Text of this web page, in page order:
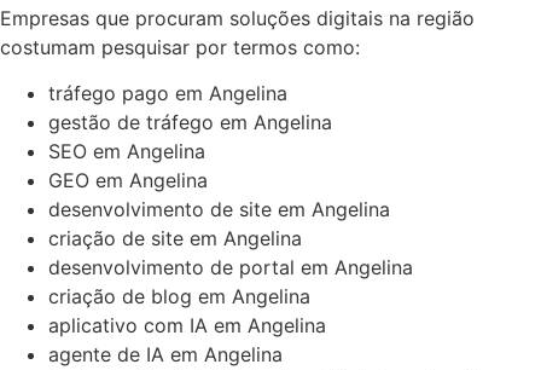
Empresas que procuram soluções digitais na região
costumam pesquisar por termos como:
tráfego pago em Angelina
gestão de tráfego em Angelina
SEO em Angelina
GEO em Angelina
desenvolvimento de site em Angelina
criação de site em Angelina
desenvolvimento de portal em Angelina
criação de blog em Angelina
aplicativo com IA em Angelina
agente de IA em Angelina